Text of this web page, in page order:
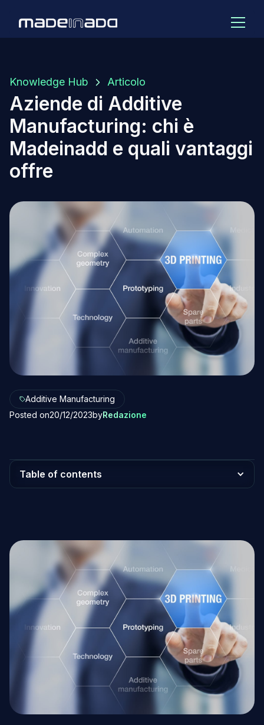
Knowledge Hub Articolo
Aziende di Additive
Manufacturing: chi è
Madeinadd e quali vantaggi
offre
Additive Manufacturing
Posted on20/12/2023byRedazione
Table of contents